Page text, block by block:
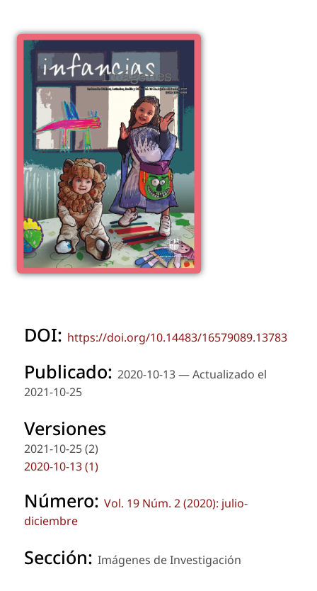
DOI: https://doi.org/10.14483/16579089.13783
Publicado: 2020-10-13 — Actualizado el
2021-10-25
Versiones
2021-10-25 (2)
2020-10-13 (1)
Número: Vol. 19 Núm. 2 (2020): julio-
diciembre
Sección: Imágenes de Investigación